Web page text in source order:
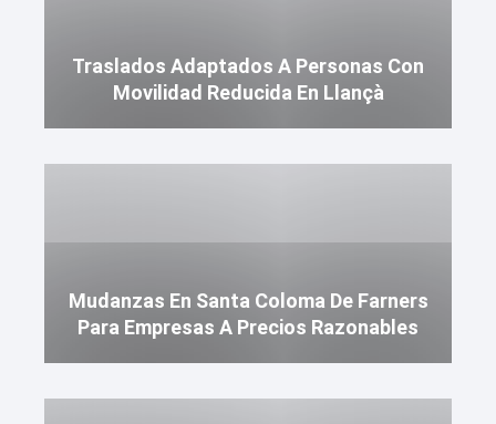
Traslados Adaptados A Personas Con
Movilidad Reducida En Llançà
Mudanzas En Santa Coloma De Farners
Para Empresas A Precios Razonables